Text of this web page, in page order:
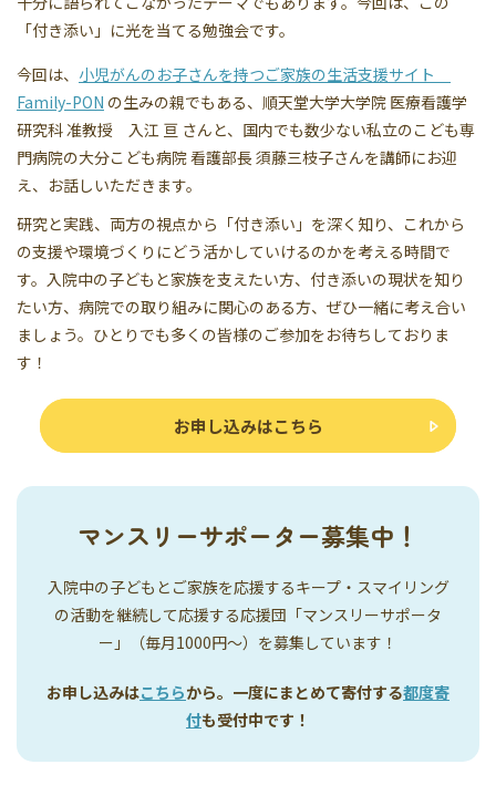
「付き添い」に光を当てる勉強会です。
今回は、 小児がんのお子さんを持つご家族の生活支援サイト
Family-PON の生みの親でもある、順天堂大学大学院 医療看護学
研究科 准教授 入江 亘 さんと、国内でも数少ない私立のこども専
門病院の大分こども病院 看護部長 須藤三枝子さんを講師にお迎
え、お話しいただきます。
研究と実践、両方の視点から「付き添い」を深く知り、これから
の支援や環境づくりにどう活かしていけるのかを考える時間で
す。入院中の子どもと家族を支えたい方、付き添いの現状を知り
たい方、病院での取り組みに関心のある方、ぜひ一緒に考え合い
ましょう。ひとりでも多くの皆様のご参加をお待ちしておりま
す！
お申し込みはこちら
マンスリーサポーター募集中！
入院中の子どもとご家族を応援するキープ・スマイリング
の活動を継続して応援する応援団「マンスリーサポータ
ー」（毎月1000円〜）を募集しています！
お申し込みはこちらから。一度にまとめて寄付する都度寄
付も受付中です！